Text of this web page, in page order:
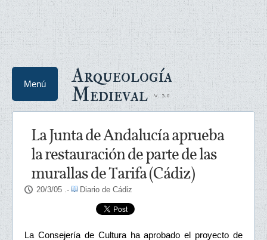
Arqueología
Medieval
Menú
La Junta de Andalucía aprueba
la restauración de parte de las
murallas de Tarifa (Cádiz)
20/3/05 .- Diario de Cádiz
La Consejería de Cultura ha aprobado el proyecto de